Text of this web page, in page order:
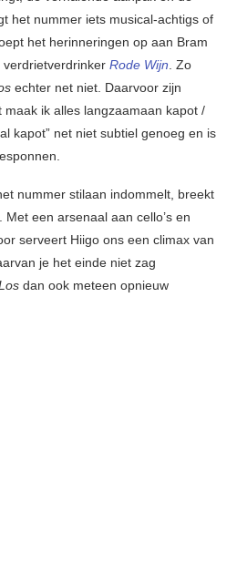
het nummer iets musical-achtigs of
het herinneringen op aan Bram
Rode Wijn. Zo
echter net niet. Daarvoor zijn
maak ik alles langzaamaan kapot /
kapot” net niet subtiel genoeg en is
nummer stilaan indommelt, breekt
Met een arsenaal aan cello’s en
serveert Hiigo ons een climax van
je het einde niet zag
dan ook meteen opnieuw